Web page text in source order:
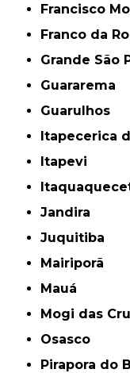
Francisco
Franco da
Grande São
Guararema
Guarulhos
Itapecerica
Itapevi
Jandira
Juquitiba
Mairiporã
Mauá
Mogi das
Osasco
Pirapora do